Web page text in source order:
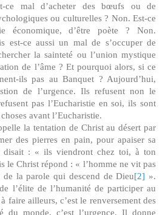
ce mal d’acheter des bœufs ou de
ou culturelles ? Non. Est-ce
économique, d’être poète ? Non.
est-ce aussi un mal de s’occuper de
la sainteté ou l’union mystique
de l’âme ? Et pourquoi alors, si ce
ils pas au Banquet ? Aujourd’hui,
de l’urgence. Ils refusent non le
pas l’Eucharistie en soi, ils sont
avant l’Eucharistie.
la tentation de Christ au désert par
des pierres en pain, pour apaiser sa
disait : « ils viendront chez toi, à ton
le Christ répond : « l’homme ne vit pas
de la parole qui descend de Dieu[2] ».
l’élite de l’humanité de participer au
faire ailleurs, c’est le renversement des
du monde, c’est l’urgence. Il donne